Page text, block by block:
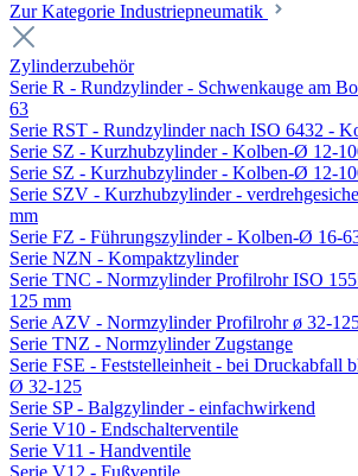
Zur Kategorie Industriepneumatik
Zylinderzubehör
Serie R - Rundzylinder - Schwenkauge am
63
Serie RST - Rundzylinder nach ISO 6432 -
Serie SZ - Kurzhubzylinder - Kolben-Ø 12-
Serie SZ - Kurzhubzylinder - Kolben-Ø 12-
Serie SZV - Kurzhubzylinder -
mm
Serie FZ - Führungszylinder - Kolben-Ø 16-
Serie NZN - Kompaktzylinder
Serie TNC - Normzylinder Profilrohr ISO
125 mm
Serie AZV - Normzylinder Profilrohr ø 32-
Serie TNZ - Normzylinder Zugstange
Serie FSE - Feststelleinheit - bei Druckabfall
Ø 32-125
Serie SP - Balgzylinder - einfachwirkend
Serie V10 - Endschalterventile
Serie V11 - Handventile